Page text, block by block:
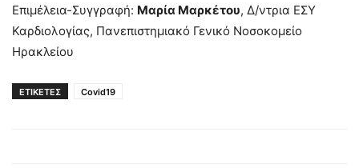
Επιμέλεια-Συγγραφή: Μαρία Μαρκέτου, Δ/ντρια ΕΣΥ
Καρδιολογίας, Πανεπιστημιακό Γενικό Νοσοκομείο
Ηρακλείου
ΕΤΙΚΕΤΕΣ Covid19